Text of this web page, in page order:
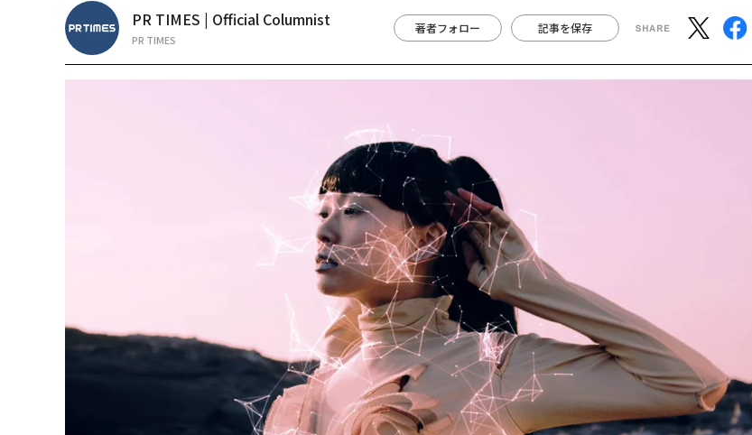
PR TIMES | Official Columnist
PR TIMES
著者フォロー 記事を保存